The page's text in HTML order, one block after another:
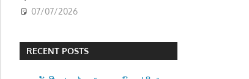
07/07/2026
RECENT POSTS